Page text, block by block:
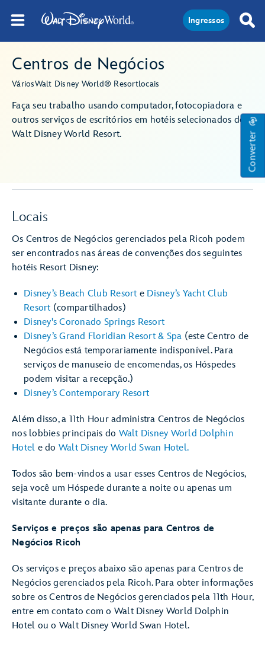
Ingressos
Converter
Centros de Negócios
VáriosWalt Disney World® Resortlocais
Faça seu trabalho usando computador, fotocopiadora e
outros serviços de escritórios em hotéis selecionados do
Walt Disney World Resort.
Locais
Os Centros de Negócios gerenciados pela Ricoh podem
ser encontrados nas áreas de convenções dos seguintes
hotéis Resort Disney:
Disney’s Beach Club Resort e Disney’s Yacht Club
Resort (compartilhados)
Disney's Coronado Springs Resort
Disney’s Grand Floridian Resort & Spa (este Centro de
Negócios está temporariamente indisponível. Para
serviços de manuseio de encomendas, os Hóspedes
podem visitar a recepção.)
Disney’s Contemporary Resort
Além disso, a 11th Hour administra Centros de Negócios
nos lobbies principais do Walt Disney World Dolphin
Hotel e do Walt Disney World Swan Hotel.
Todos são bem-vindos a usar esses Centros de Negócios,
seja você um Hóspede durante a noite ou apenas um
visitante durante o dia.
Serviços e preços são apenas para Centros de
Negócios Ricoh
Os serviços e preços abaixo são apenas para Centros de
Negócios gerenciados pela Ricoh. Para obter informações
sobre os Centros de Negócios gerenciados pela 11th Hour,
entre em contato com o Walt Disney World Dolphin
Hotel ou o Walt Disney World Swan Hotel.